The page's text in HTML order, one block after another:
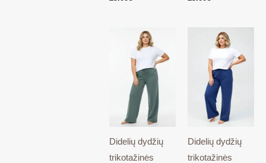
Didelių dydžių
trikotažinės
Didelių dydžių
trikotažinės